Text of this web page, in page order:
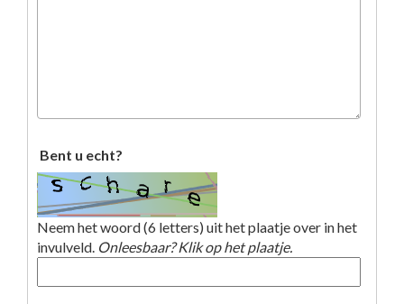
Bent u echt?
Neem het woord (6 letters) uit het plaatje over in het
invulveld. Onleesbaar? Klik op het plaatje.